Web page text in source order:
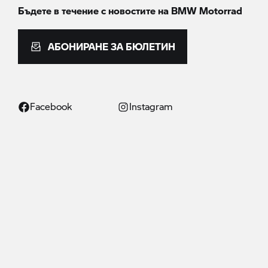
Бъдете в течение с новостите на BMW Motorrad
АБОНИРАНЕ ЗА БЮЛЕТИН
Facebook Instagram